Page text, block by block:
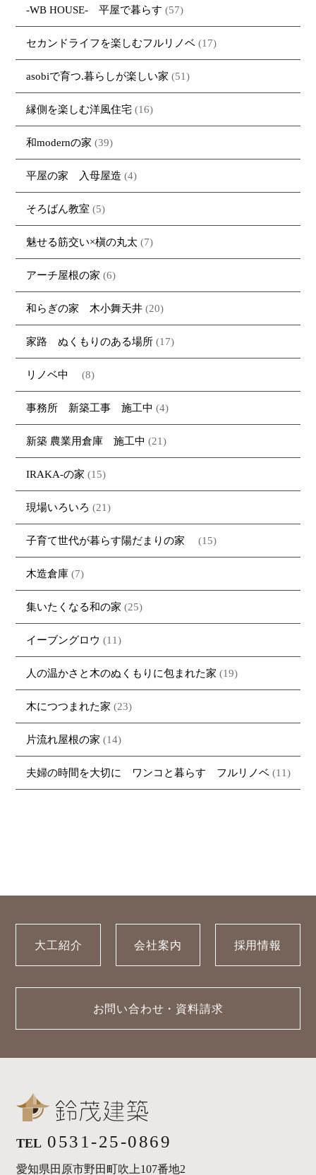
-WB HOUSE- 平屋で暮らす (57)
セカンドライフを楽しむフルリノベ (17)
asobiで育つ.暮らしが楽しい家 (51)
縁側を楽しむ洋風住宅 (16)
和modernの家 (39)
平屋の家 入母屋造 (4)
そろばん教室 (5)
魅せる筋交い×槇の丸太 (7)
アーチ屋根の家 (6)
和らぎの家 木小舞天井 (20)
家路 ぬくもりのある場所 (17)
リノベ中 (8)
事務所 新築工事 施工中 (4)
新築 農業用倉庫 施工中 (21)
IRAKA-の家 (15)
現場いろいろ (21)
子育て世代が暮らす陽だまりの家 (15)
木造倉庫 (7)
集いたくなる和の家 (25)
イーブングロウ (11)
人の温かさと木のぬくもりに包まれた家 (19)
木につつまれた家 (23)
片流れ屋根の家 (14)
夫婦の時間を大切に ワンコと暮らす フルリノベ (11)
大工紹介 会社案内 採用情報
お問い合わせ・資料請求
TEL 0531-25-0869
愛知県田原市野田町吹上107番地2